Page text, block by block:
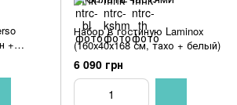
+
Набор в гостиную Laminox
(160х40х168 см, тахо + белый)
6 090 грн